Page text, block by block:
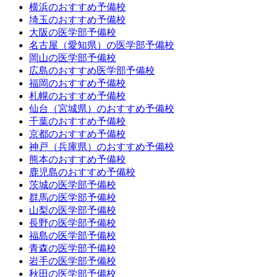
横浜のおすすめ予備校
埼玉のおすすめ予備校
大阪の医学部予備校
名古屋（愛知県）の医学部予備校
岡山の医学部予備校
広島のおすすめ医学部予備校
福岡のおすすめ予備校
札幌のおすすめ予備校
仙台（宮城県）のおすすめ予備校
千葉のおすすめ予備校
京都のおすすめ予備校
神戸（兵庫県）のおすすめ予備校
熊本のおすすめ予備校
鹿児島のおすすめ予備校
茨城の医学部予備校
群馬の医学部予備校
山梨の医学部予備校
長野の医学部予備校
福島の医学部予備校
青森の医学部予備校
岩手の医学部予備校
秋田の医学部予備校